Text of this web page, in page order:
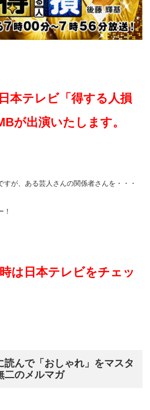
日本テレビ「得する人損
が出演いたします。
すが、ある芸人さんの関係者さんを・・・
！
は日本テレビをチェッ
読んで「おしゃれ」をマスタ
二のメルマガ